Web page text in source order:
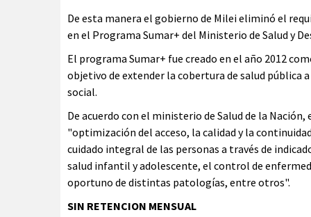
De esta manera el gobierno de Milei eliminó el
en el Programa Sumar+ del Ministerio de Salud y
El programa Sumar+ fue creado en el año 2012
objetivo de extender la cobertura de salud pública
social.
De acuerdo con el ministerio de Salud de la
"optimización del acceso, la calidad y la
cuidado integral de las personas a través de
salud infantil y adolescente, el control de
oportuno de distintas patologías, entre otros".
SIN RETENCION MENSUAL